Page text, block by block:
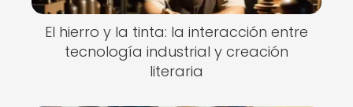
El hierro y la tinta: la interacción entre
tecnología industrial y creación
literaria